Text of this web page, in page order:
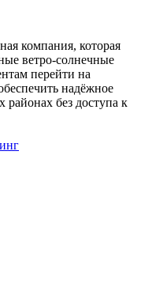
компания, которая
ветро‑солнечные
перейти на
надёжное
районах без доступа к